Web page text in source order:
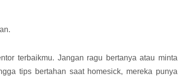
terbaikmu. Jangan ragu bertanya atau minta
tips bertahan saat homesick, mereka punya